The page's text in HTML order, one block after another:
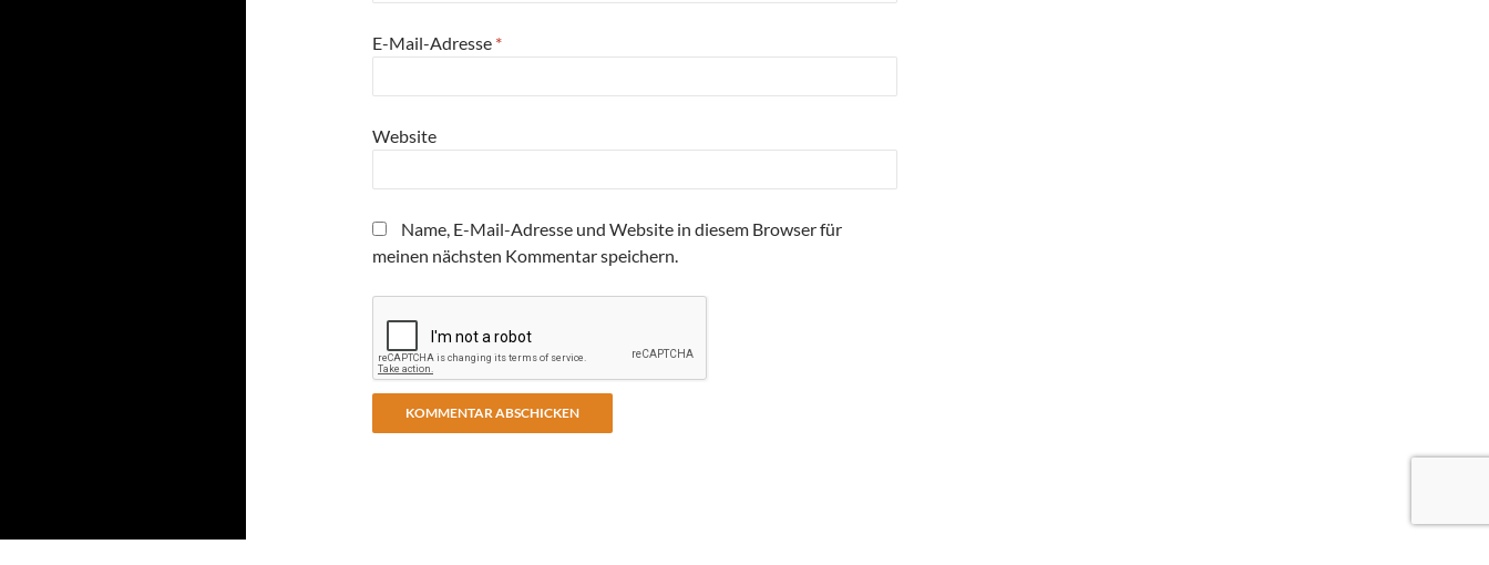
E-Mail-Adresse *
Website
Name, E-Mail-Adresse und Website in diesem Browser für
meinen nächsten Kommentar speichern.